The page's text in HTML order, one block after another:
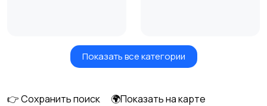
Бытовые услуги и
Высший менеджмент
Показать все категории
👉 Сохранить поиск
🌍Показать на карте